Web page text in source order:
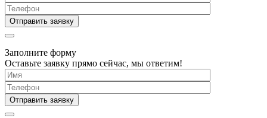
Заполните форму
Оставьте заявку прямо сейчас, мы ответим!